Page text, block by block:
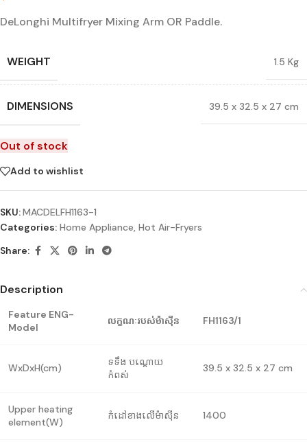
DeLonghi Multifryer Mixing Arm OR Paddle.
WEIGHT 1.5 Kg
DIMENSIONS 39.5 x 32.5 x 27 cm
Out of stock
Add to wishlist
SKU:MACDELFH1163-1
Categories: Home Appliance, Hot Air-Fryers
Share:
Description
Feature ENG-
Model
លក្ខណៈរបស់ម៉ាស៊ីន FH1163/1
WxDxH(cm)
ទទឹង បណ្តោយ
កំពស់
39.5 x 32.5 x 27 cm
Upper heating
element(W)
កំដៅខាងលើម៉ាស៊ីន 1400